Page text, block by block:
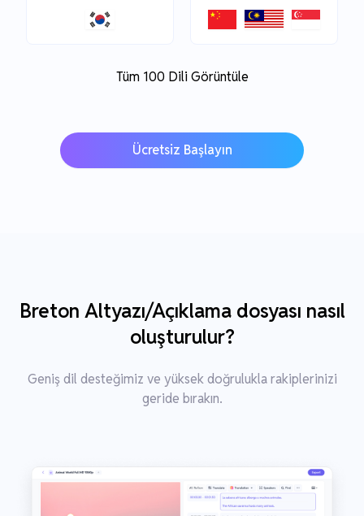
Tüm 100 Dili Görüntüle
Ücretsiz Başlayın
Breton Altyazı/Açıklama dosyası nasıl
oluşturulur?
Geniş dil desteğimiz ve yüksek doğrulukla rakiplerinizi
geride bırakın.